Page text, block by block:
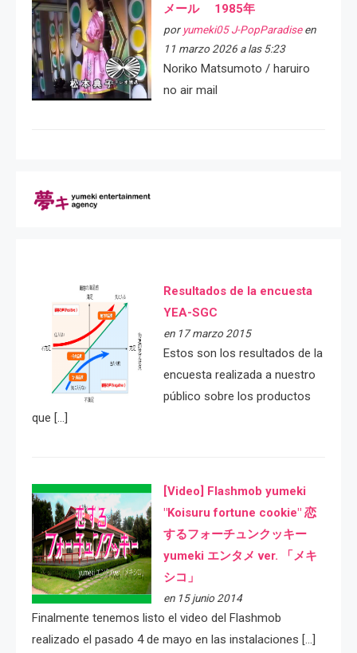
メール 1985年
por yumeki05 J-PopParadiseen
11 marzo 2026 a las 5:23
Noriko Matsumoto / haruiro
no air mail
Resultados de la encuesta
YEA-SGC
en 17 marzo 2015
Estos son los resultados de la
encuesta realizada a nuestro
público sobre los productos
que […]
[Video] Flashmob yumeki
"Koisuru fortune cookie" 恋
するフォーチュンクッキー
yumeki エンタメ ver. 「メキ
シコ」
en 15 junio 2014
Finalmente tenemos listo el video del Flashmob
realizado el pasado 4 de mayo en las instalaciones […]